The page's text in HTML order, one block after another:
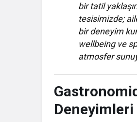
bir tatil
tesisimizde;
bir deneyim
wellbeing ve
atmosfer
Deneyimleri